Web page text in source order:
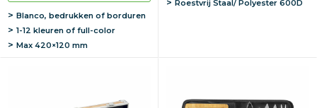
Blanco, bedrukken of borduren
1-12 kleuren of full-color
Max 420×120 mm
Roestvrij Staal/ Polyester 600D